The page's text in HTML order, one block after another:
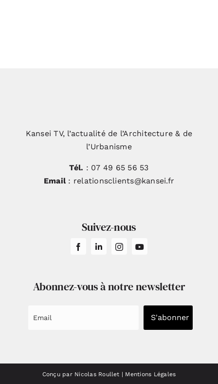
Kansei TV, l’actualité de l’Architecture & de
l’Urbanisme
Tél. : 07 49 65 56 53
Email: relationsclients@kansei.fr
Suivez-nous
Abonnez-vous à notre newsletter
S'abonner
Conçu par Nicolas Roullet | Mentions Légales